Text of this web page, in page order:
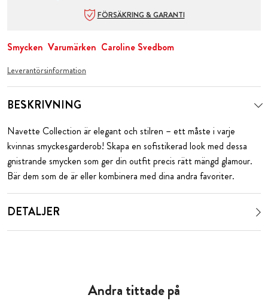
FÖRSÄKRING & GARANTI
Smycken Varumärken Caroline Svedbom
Leverantörsinformation
BESKRIVNING
Navette Collection är elegant och stilren – ett måste i varje
kvinnas smyckesgarderob! Skapa en sofistikerad look med dessa
gnistrande smycken som ger din outfit precis rätt mängd glamour.
Bär dem som de är eller kombinera med dina andra favoriter.
DETALJER
Andra tittade på